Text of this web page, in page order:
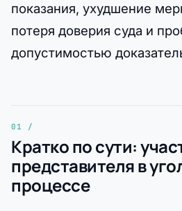
показания, ухудшение
потеря доверия суда и
допустимостью
Кратко по сути:
представителя в
процессе